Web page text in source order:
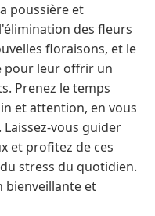
poussière et
des fleurs
floraisons, et le
pour leur offrir un
Prenez le temps
et attention, en vous
vous guider
et profitez de ces
stress du quotidien.
bienveillante et